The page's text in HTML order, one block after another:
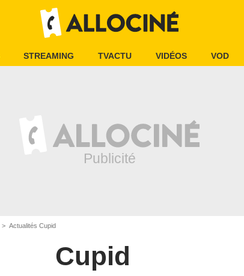
STREAMING TVACTU VIDÉOS VOD
Actualités Cupid
Cupid